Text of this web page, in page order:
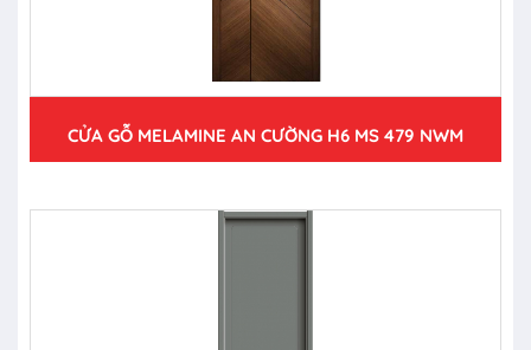
CỬA GỖ MELAMINE AN CƯỜNG H6 MS 479 NWM